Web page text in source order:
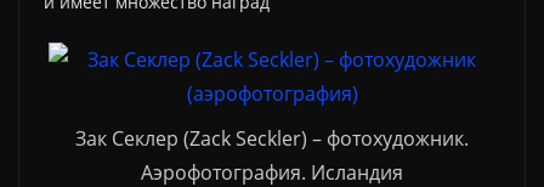
Зак Секлер (Zack Seckler) – фотохудожник.
Аэрофотография. Исландия